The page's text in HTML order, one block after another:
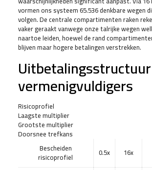
vormen ons systeem 65.536 denkbare wegen
volgen. De centrale compartimenten raken
vaker geraakt vanwege onze talrijke wegen
naartoe leiden, hoewel de rand
blijven maar hogere betalingen verstrekken.
vermenigvuldigers
Risicoprofiel
Laagste multiplier
Grootste multiplier
Doorsnee trefkans
Bescheiden
risicoprofiel 0.5x 16x